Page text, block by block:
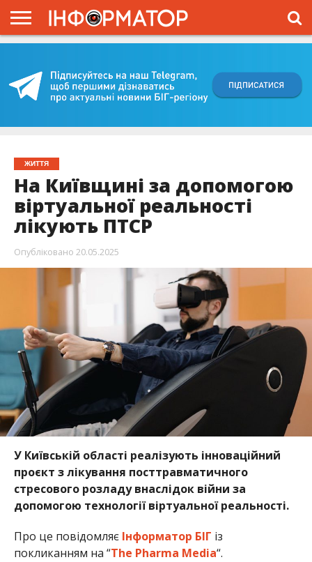
ПРОЄКТ
ЖИТТЯ
На Київщині за допомогою
віртуальної реальності
лікують ПТСР
Опубліковано 20.05.2025
У Київській області реалізують інноваційний
проєкт з лікування посттравматичного
стресового розладу внаслідок війни за
допомогою технології віртуальної реальності.
Про це повідомляє Інформатор БІГ із
покликанням на “The Pharma Media“.